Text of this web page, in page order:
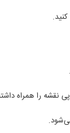
نقشه را همراه